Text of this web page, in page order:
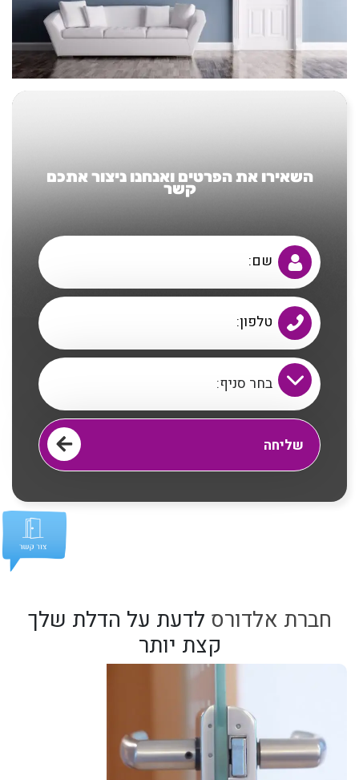
השאירו את הפרטים ואנחנו ניצור אתכם
קשר
חברת אלדורס לדעת על הדלת שלך
קצת יותר